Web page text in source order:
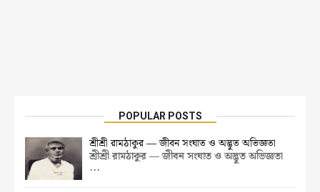
POPULAR POSTS
শ্রীশ্রী রামঠাকুর — জীবন সংঘাত ও অদ্ভুত অভিজ্ঞতা
শ্রীশ্রী রামঠাকুর — জীবন সংঘাত ও অদ্ভুত অভিজ্ঞতা
...